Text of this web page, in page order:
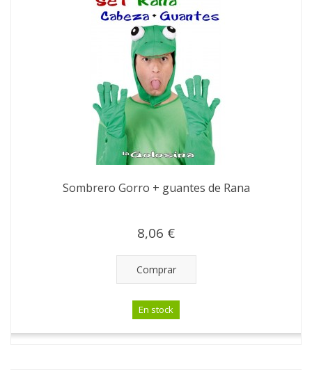
Sombrero Gorro + guantes de Rana
8,06 €
Comprar
En stock